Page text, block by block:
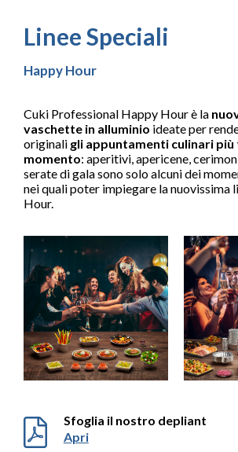
Linee Speciali
Happy Hour
Cuki Professional Happy Hour è la
vaschette in alluminio ideate per
originali gli appuntamenti culinari più
momento: aperitivi, apericene,
serate di gala sono solo alcuni dei
nei quali poter impiegare la nuovissima
Hour.
Sfoglia il nostro depliant
Apri